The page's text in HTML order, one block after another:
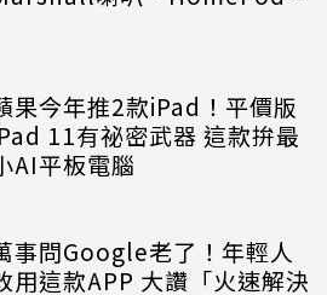
果今年推2款iPad！平價版
11有祕密武器 這款拚最
AI平板電腦
事問Google老了！年輕人
用這款APP 大讚「火速解決